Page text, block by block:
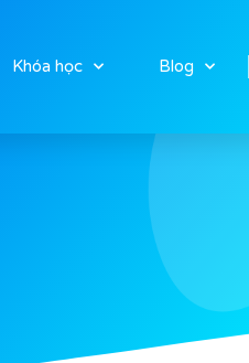
Khóa học Blog